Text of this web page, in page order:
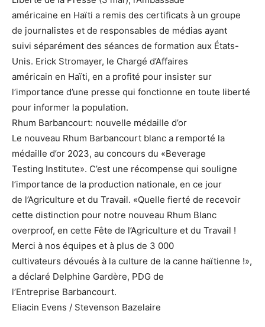
américaine en Haïti a remis des certificats à un groupe
de journalistes et de responsables de médias ayant
suivi séparément des séances de formation aux États-
Unis. Erick Stromayer, le Chargé d’Affaires
américain en Haïti, en a profité pour insister sur
l’importance d’une presse qui fonctionne en toute liberté
pour informer la population.
Rhum Barbancourt: nouvelle médaille d’or
Le nouveau Rhum Barbancourt blanc a remporté la
médaille d’or 2023, au concours du «Beverage
Testing Institute». C’est une récompense qui souligne
l’importance de la production nationale, en ce jour
de l’Agriculture et du Travail. «Quelle fierté de recevoir
cette distinction pour notre nouveau Rhum Blanc
overproof, en cette Fête de l’Agriculture et du Travail !
Merci à nos équipes et à plus de 3 000
cultivateurs dévoués à la culture de la canne haïtienne !»,
a déclaré Delphine Gardère, PDG de
l’Entreprise Barbancourt.
Eliacin Evens / Stevenson Bazelaire